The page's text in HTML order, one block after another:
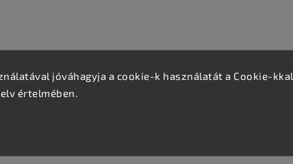
jóváhagyja a cookie-k használatát a Cookie-kkal
értelmében.